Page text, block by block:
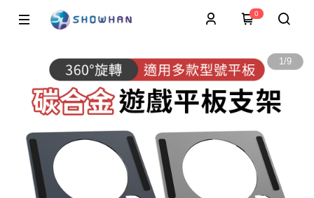
0
1/9